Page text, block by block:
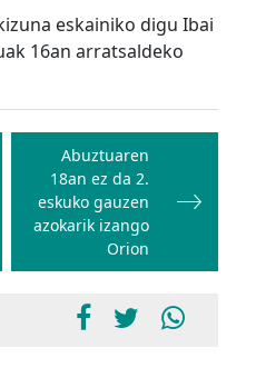
eskainiko digu Ibai
16an arratsaldeko
Abuztuaren
18an ez da 2.
eskuko gauzen
azokarik izango
Orion